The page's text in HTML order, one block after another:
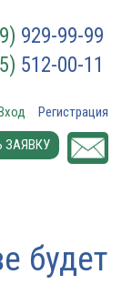
929-99-99
512-00-11
Регистрация
ЗАЯВКУ
будет